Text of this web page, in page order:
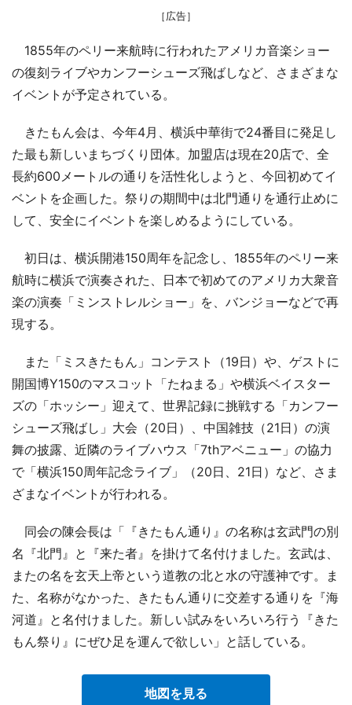
［広告］
1855年のペリー来航時に行われたアメリカ音楽ショー
の復刻ライブやカンフーシューズ飛ばしなど、さまざまな
イベントが予定されている。
きたもん会は、今年4月、横浜中華街で24番目に発足し
た最も新しいまちづくり団体。加盟店は現在20店で、全
長約600メートルの通りを活性化しようと、今回初めてイ
ベントを企画した。祭りの期間中は北門通りを通行止めに
して、安全にイベントを楽しめるようにしている。
初日は、横浜開港150周年を記念し、1855年のペリー来
航時に横浜で演奏された、日本で初めてのアメリカ大衆音
楽の演奏「ミンストレルショー」を、バンジョーなどで再
現する。
また「ミスきたもん」コンテスト（19日）や、ゲストに
開国博Y150のマスコット「たねまる」や横浜ベイスター
ズの「ホッシー」迎えて、世界記録に挑戦する「カンフー
シューズ飛ばし」大会（20日）、中国雑技（21日）の演
舞の披露、近隣のライブハウス「7thアベニュー」の協力
で「横浜150周年記念ライブ」（20日、21日）など、さま
ざまなイベントが行われる。
同会の陳会長は「『きたもん通り』の名称は玄武門の別
名『北門』と『来た者』を掛けて名付けました。玄武は、
またの名を玄天上帝という道教の北と水の守護神です。ま
た、名称がなかった、きたもん通りに交差する通りを『海
河道』と名付けました。新しい試みをいろいろ行う『きた
もん祭り』にぜひ足を運んで欲しい」と話している。
地図を見る